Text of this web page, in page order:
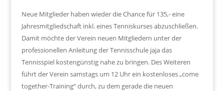
Neue Mitglieder haben wieder die Chance für 135,- eine
Jahresmitgliedschaft inkl. eines Tenniskurses abzuschließen.
Damit möchte der Verein neuen Mitgliedern unter der
professionellen Anleitung der Tennisschule jaja das
Tennisspiel kostengünstig nahe zu bringen. Des Weiteren
führt der Verein samstags um 12 Uhr ein kostenloses „come
together-Training“ durch, zu dem gerade die neuen